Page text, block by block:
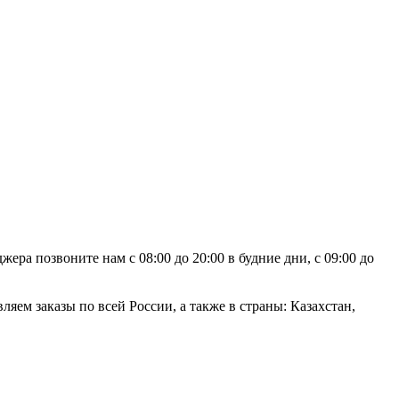
позвоните нам с 08:00 до 20:00 в будние дни, с 09:00 до
заказы по всей России, а также в страны: Казахстан,